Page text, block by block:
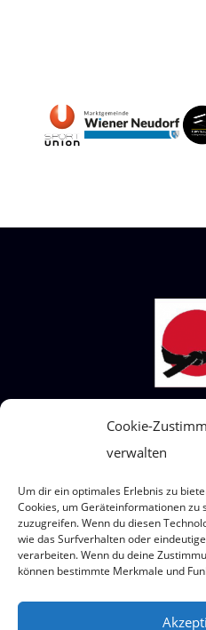
Cookie-
verwalten
Um dir ein optimales Erlebnis zu
Cookies, um Geräteinformationen
zuzugreifen. Wenn du diesen
wie das Surfverhalten oder
verarbeiten. Wenn du deine
können bestimmte Merkmale und
Wir sind ein
Wo? Eumigweg 1/3,
© 2026